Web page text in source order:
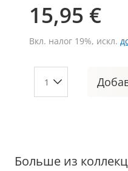
15,95 €
Вкл. налог 19%, искл.
Больше из